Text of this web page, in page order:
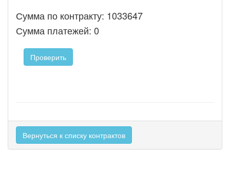
Сумма по контракту: 1033647
Сумма платежей: 0
Проверить
Вернуться к списку контрактов